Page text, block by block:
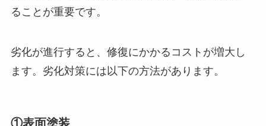
ることが重要です。
劣化が進行すると、修復にかかるコストが増大し
ます。劣化対策には以下の方法があります。
①表面塗装